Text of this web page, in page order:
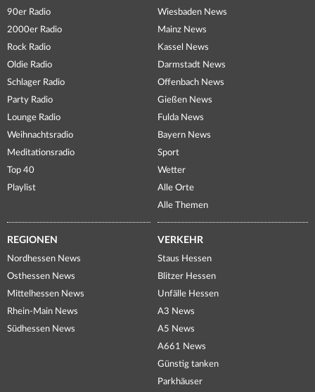
90er Radio
2000er Radio
Rock Radio
Oldie Radio
Schlager Radio
Party Radio
Lounge Radio
Weihnachtsradio
Meditationsradio
Top 40
Playlist
Wiesbaden News
Mainz News
Kassel News
Darmstadt News
Offenbach News
Gießen News
Fulda News
Bayern News
Sport
Wetter
Alle Orte
Alle Themen
REGIONEN
Nordhessen News
Osthessen News
Mittelhessen News
Rhein-Main News
Südhessen News
VERKEHR
Staus Hessen
Blitzer Hessen
Unfälle Hessen
A3 News
A5 News
A661 News
Günstig tanken
Parkhäuser